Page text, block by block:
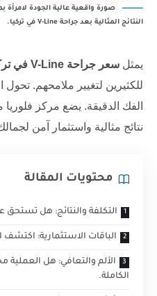
صورة واقعية عالية الجودة
النتائج المثالية بعد جراحة V-Line في تركيا.
يمثل سعر جراحة V-Line في تركيا
للكثيرين لتغيير ملامحهم.
الفك الدقيقة. يضع مركز فلوريا
نتائج مثالية واستثمار آمن
محتويات المقالة
التكلفة والنتائج: هل تستحق
الباقات الاستثمارية: اكتشف
الألم والتعافي: هل العملية
الكاملة.